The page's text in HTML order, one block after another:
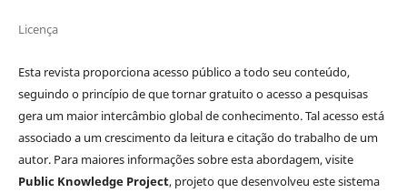
Licença
Esta revista proporciona acesso público a todo seu conteúdo,
seguindo o princípio de que tornar gratuito o acesso a pesquisas
gera um maior intercâmbio global de conhecimento. Tal acesso está
associado a um crescimento da leitura e citação do trabalho de um
autor. Para maiores informações sobre esta abordagem, visite
Public Knowledge Project, projeto que desenvolveu este sistema